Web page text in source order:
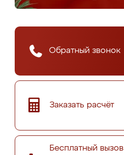
Обратный звонок
Заказать расчёт
Бесплатный вызов